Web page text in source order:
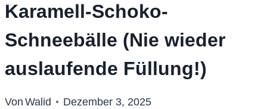
Karamell-Schoko-
Schneebälle (Nie wieder
auslaufende Füllung!)
Von Walid Dezember 3, 2025